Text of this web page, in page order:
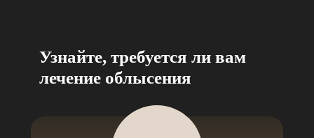
Узнайте, требуется ли вам
лечение облысения